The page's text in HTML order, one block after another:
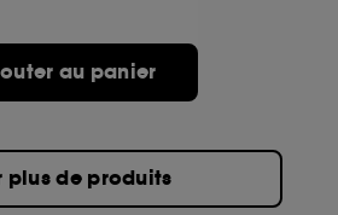
au panier
plus de produits